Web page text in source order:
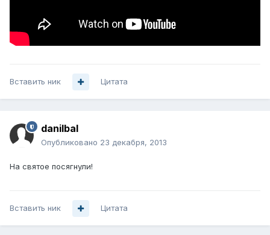
Вставить ник Цитата
danilbal
Опубликовано 23 декабря, 2013
На святое посягнули!
Вставить ник Цитата